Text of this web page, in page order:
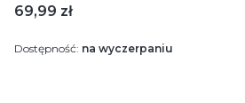
Cena
69,99 zł
Dostępność: na wyczerpaniu